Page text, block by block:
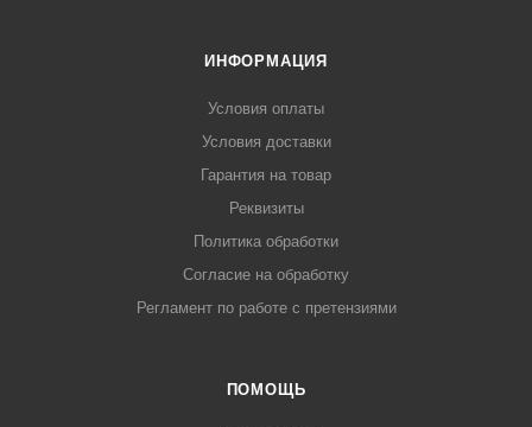
ИНФОРМАЦИЯ
Условия оплаты
Условия доставки
Гарантия на товар
Реквизиты
Политика обработки
Согласие на обработку
Регламент по работе с претензиями
ПОМОЩЬ